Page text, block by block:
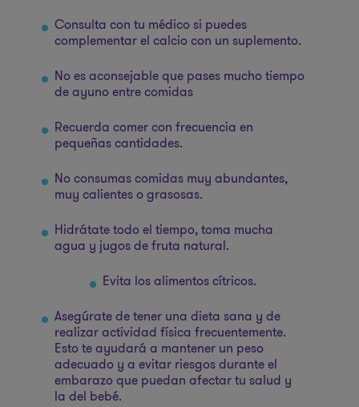
Consulta con tu médico si puedes
complementar el calcio con un suplemento.
No es aconsejable que pases mucho tiempo
de ayuno entre comidas
Recuerda comer con frecuencia en
pequeñas cantidades.
No consumas comidas muy abundantes,
muy calientes o grasosas.
Hidrátate todo el tiempo, toma mucha
agua y jugos de fruta natural.
Evita los alimentos cítricos.
Asegúrate de tener una dieta sana y de
realizar actividad física frecuentemente.
Esto te ayudará a mantener un peso
adecuado y a evitar riesgos durante el
embarazo que puedan afectar tu salud y
la del bebé.